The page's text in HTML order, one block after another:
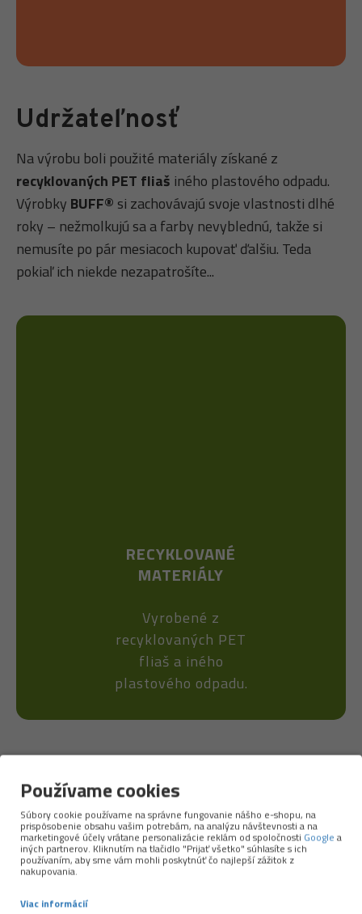
Udržateľnosť
Na výrobu boli použité materiály získané z
recyklovaných PET fliaš iného plastového odpadu.
Výrobky BUFF® si zachovávajú svoje vlastnosti dlhé
roky – nežmolkujú sa a farby nevyblednú, takže si
nemusíte po pár mesiacoch kupovať ďalšiu. Teda
pokiaľ ich niekde nezapatrošíte...
RECYKLOVANÉ
MATERIÁLY
Vyrobené z
recyklovaných PET
fliaš a iného
plastového odpadu.
Vlastnosti
UPF50+Šatka poskytuje vysoký stupeň ochrany
pred škodlivým UV žiarením.
Ultrastretchtechnológia: šatka je
„naťahovacia“ do všetkých strán, vďaka čomu sa
veľmi príjemne nosí.
Používame cookies
Súbory cookie používame na správne fungovanie nášho e-shopu, na
prispôsobenie obsahu vašim potrebám, na analýzu návštevnosti a na
marketingové účely vrátane personalizácie reklám od spoločnosti Google a
iných partnerov. Kliknutím na tlačidlo "Prijať všetko" súhlasíte s ich
používaním, aby sme vám mohli poskytnúť čo najlepší zážitok z
nakupovania.
Viac informácií